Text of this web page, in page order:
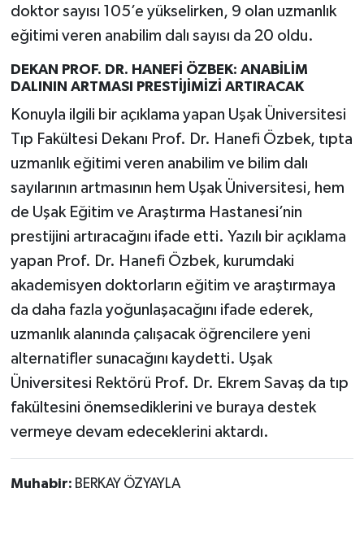
doktor sayısı 105’e yükselirken, 9 olan uzmanlık
eğitimi veren anabilim dalı sayısı da 20 oldu.
DEKAN PROF. DR. HANEFİ ÖZBEK: ANABİLİM
DALININ ARTMASI PRESTİJİMİZİ ARTIRACAK
Konuyla ilgili bir açıklama yapan Uşak Üniversitesi
Tıp Fakültesi Dekanı Prof. Dr. Hanefi Özbek, tıpta
uzmanlık eğitimi veren anabilim ve bilim dalı
sayılarının artmasının hem Uşak Üniversitesi, hem
de Uşak Eğitim ve Araştırma Hastanesi’nin
prestijini artıracağını ifade etti. Yazılı bir açıklama
yapan Prof. Dr. Hanefi Özbek, kurumdaki
akademisyen doktorların eğitim ve araştırmaya
da daha fazla yoğunlaşacağını ifade ederek,
uzmanlık alanında çalışacak öğrencilere yeni
alternatifler sunacağını kaydetti. Uşak
Üniversitesi Rektörü Prof. Dr. Ekrem Savaş da tıp
fakültesini önemsediklerini ve buraya destek
vermeye devam edeceklerini aktardı.
Muhabir: BERKAY ÖZYAYLA